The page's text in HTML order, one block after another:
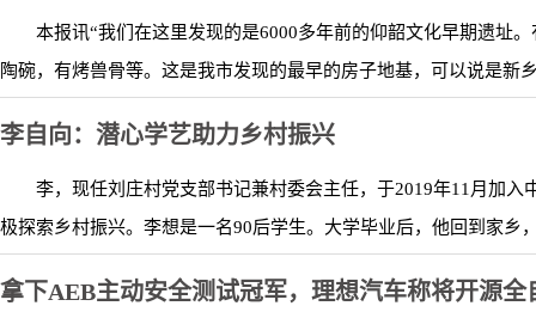
本报讯“我们在这里发现的是6000多年前的仰韶文化早期遗址
陶碗，有烤兽骨等。这是我市发现的最早的房子地基，可以说是新
李自向：潜心学艺助力乡村振兴
李，现任刘庄村党支部书记兼村委会主任，于2019年11月加
极探索乡村振兴。李想是一名90后学生。大学毕业后，他回到家乡
拿下AEB主动安全测试冠军，理想汽车称将开源全